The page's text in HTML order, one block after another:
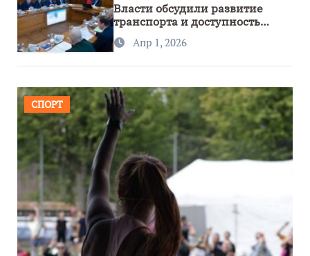
Власти обсудили развитие
транспорта и доступность
региона
Апр 1, 2026
СПОРТ